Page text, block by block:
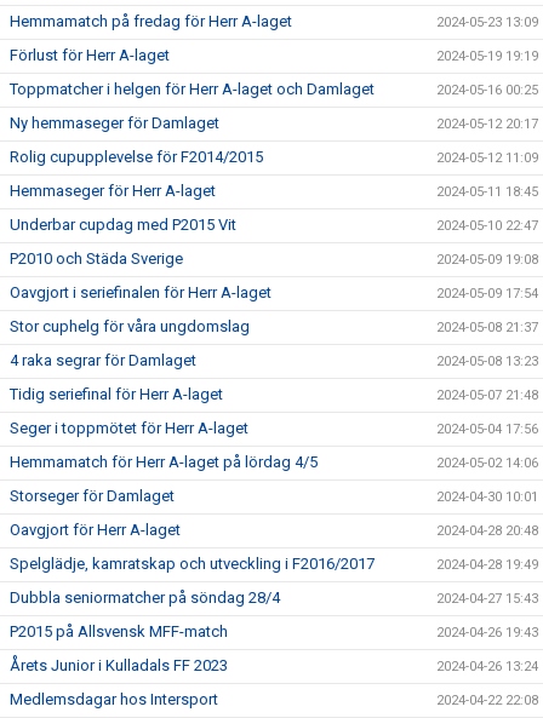
Hemmamatch på fredag för Herr A-laget 2024-05-23 13:09
Förlust för Herr A-laget 2024-05-19 19:19
Toppmatcher i helgen för Herr A-laget och Damlaget 2024-05-16 00:25
Ny hemmaseger för Damlaget 2024-05-12 20:17
Rolig cupupplevelse för F2014/2015 2024-05-12 11:09
Hemmaseger för Herr A-laget 2024-05-11 18:45
Underbar cupdag med P2015 Vit 2024-05-10 22:47
P2010 och Städa Sverige 2024-05-09 19:08
Oavgjort i seriefinalen för Herr A-laget 2024-05-09 17:54
Stor cuphelg för våra ungdomslag 2024-05-08 21:37
4 raka segrar för Damlaget 2024-05-08 13:23
Tidig seriefinal för Herr A-laget 2024-05-07 21:48
Seger i toppmötet för Herr A-laget 2024-05-04 17:56
Hemmamatch för Herr A-laget på lördag 4/5 2024-05-02 14:06
Storseger för Damlaget 2024-04-30 10:01
Oavgjort för Herr A-laget 2024-04-28 20:48
Spelglädje, kamratskap och utveckling i F2016/2017 2024-04-28 19:49
Dubbla seniormatcher på söndag 28/4 2024-04-27 15:43
P2015 på Allsvensk MFF-match 2024-04-26 19:43
Årets Junior i Kulladals FF 2023 2024-04-26 13:24
Medlemsdagar hos Intersport 2024-04-22 22:08